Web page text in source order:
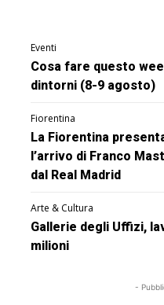
Eventi
Cosa fare questo
dintorni (8-9 agosto)
Fiorentina
La Fiorentina
l’arrivo di Franco
dal Real Madrid
Arte & Cultura
Gallerie degli Uffizi,
milioni
-